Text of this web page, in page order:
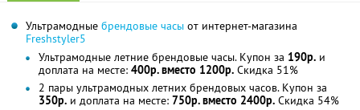
Ультрамодные брендовые часы от интернет-магазина
Freshstyler5
Ультрамодные летние брендовые часы. Купон за 190р. и
доплата на месте: 400р. вместо 1200р. Скидка 51%
2 пары ультрамодных летних брендовых часов. Купон за
350р. и доплата на месте: 750р. вместо 2400р. Скидка 54%